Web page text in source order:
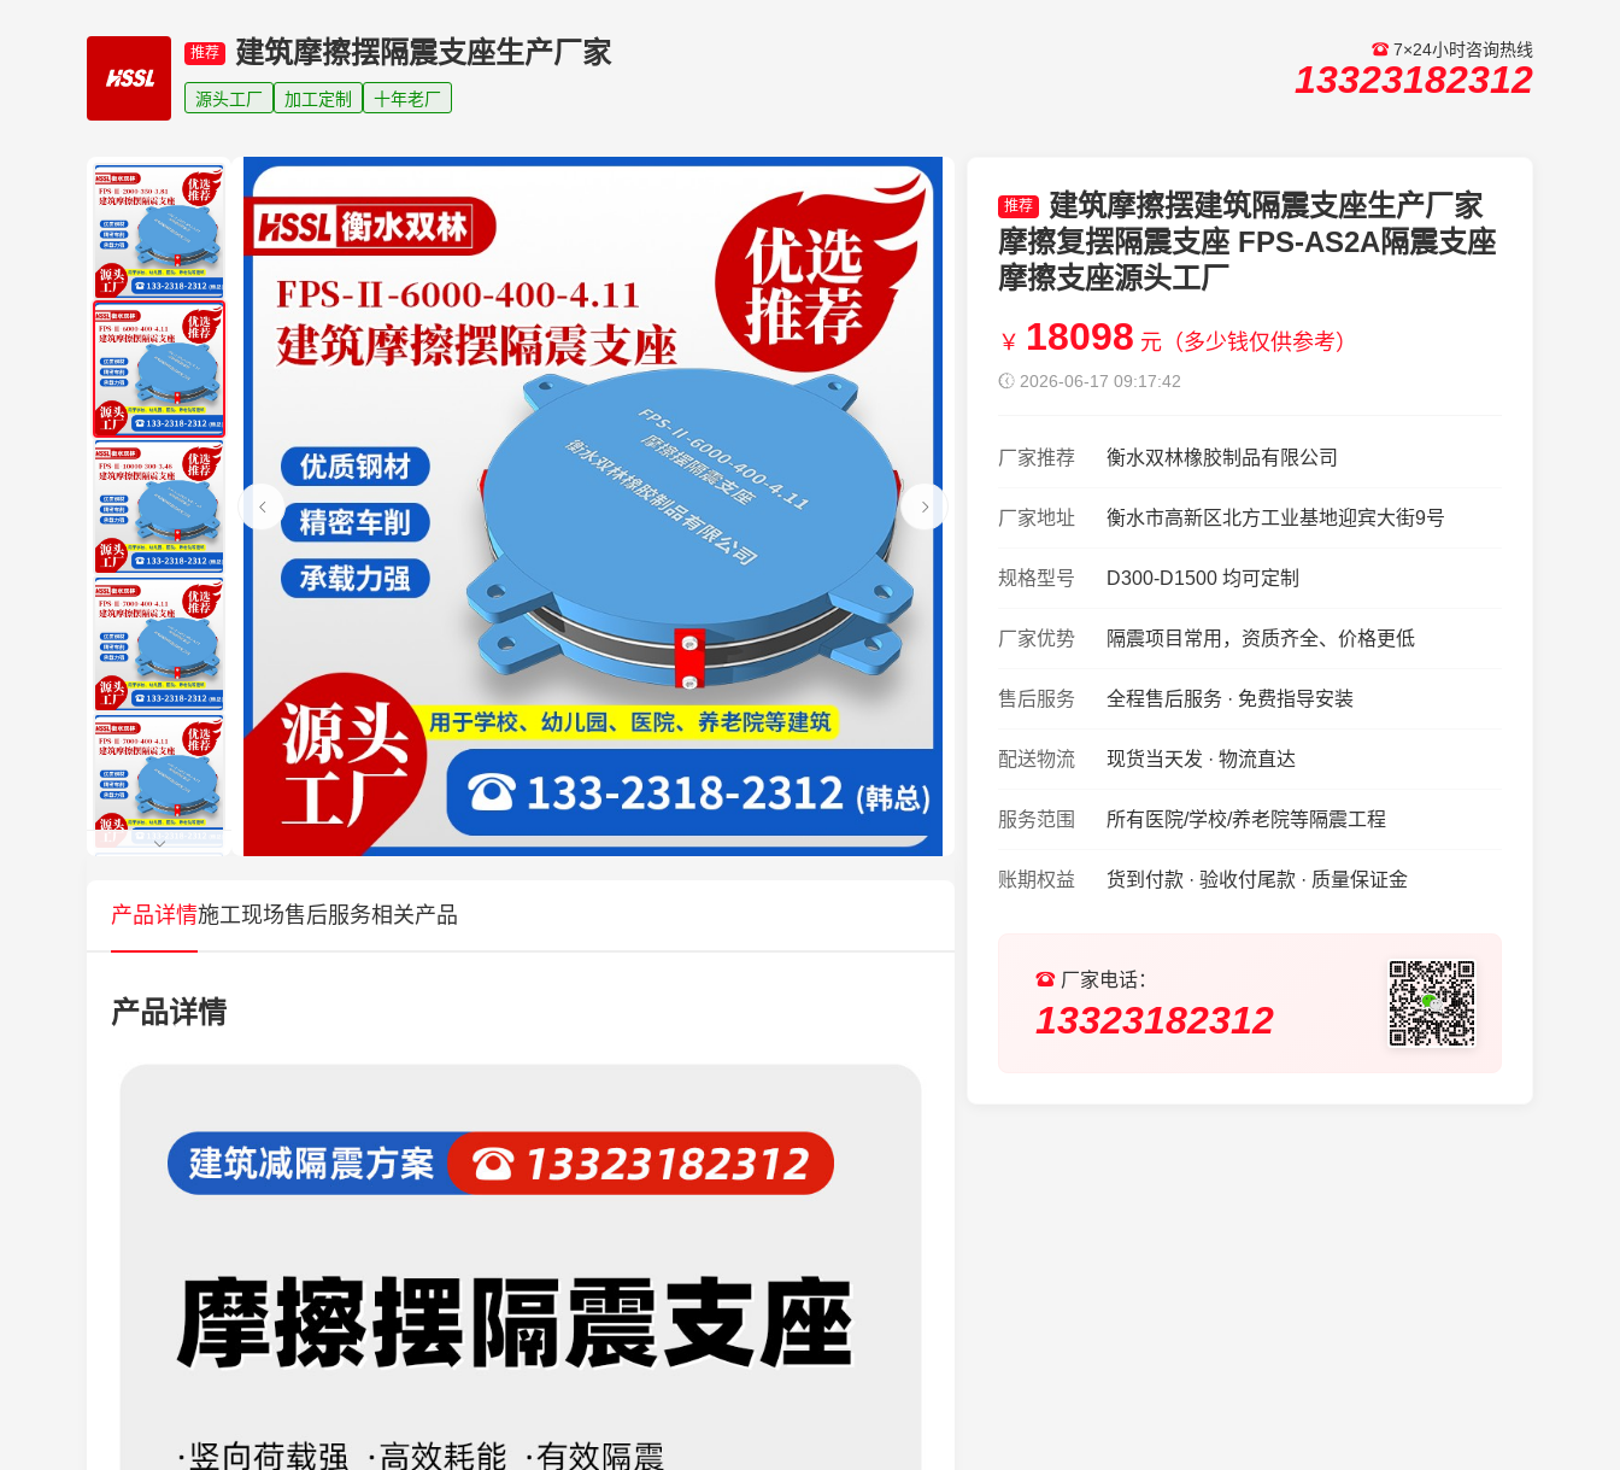
推荐 建筑摩擦摆隔震支座生产厂家
源头工厂 加工定制 十年老厂
7×24小时咨询热线
13323182312
推荐
建筑摩擦摆建筑隔震支座生产厂家
摩擦复摆隔震支座 FPS-AS2A隔震支座
摩擦支座源头工厂
￥ 18098 元（多少钱仅供参考）
2026-06-17 09:17:42
厂家推荐 衡水双林橡胶制品有限公司
厂家地址 衡水市高新区北方工业基地迎宾大街9号
规格型号 D300-D1500 均可定制
厂家优势 隔震项目常用，资质齐全、价格更低
售后服务 全程售后服务 · 免费指导安装
配送物流 现货当天发 · 物流直达
服务范围 所有医院/学校/养老院等隔震工程
账期权益 货到付款 · 验收付尾款 · 质量保证金
厂家电话：
13323182312
产品详情施工现场售后服务相关产品
产品详情